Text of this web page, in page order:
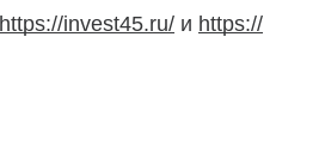
https://invest45.ru/ и https://